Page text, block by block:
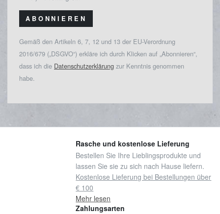
ABONNIEREN
Gemäß den Artikeln 6, 7, 12 und 13 der EU-Verordnung
2016/679 („DSGVO“) erkläre ich durch Klicken auf „Abonnieren“,
dass ich die Datenschutzerklärung zur Kenntnis genommen
habe.
Rasche und kostenlose Lieferung
Bestellen Sie Ihre Lieblingsprodukte und
lassen Sie sie zu sich nach Hause liefern.
Kostenlose Lieferung bei Bestellungen über
€ 100
Mehr lesen
Zahlungsarten